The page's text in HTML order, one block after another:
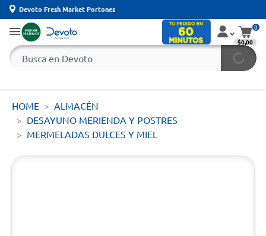
Devoto Fresh Market Portones
0
$0,00
HOME
ALMACÉN
DESAYUNO MERIENDA Y POSTRES
MERMELADAS DULCES Y MIEL